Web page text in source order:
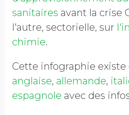
sanitaires avant la crise
l'autre, sectorielle, sur
chimie.
Cette infographie existe
anglaise, allemande,
espagnole avec des